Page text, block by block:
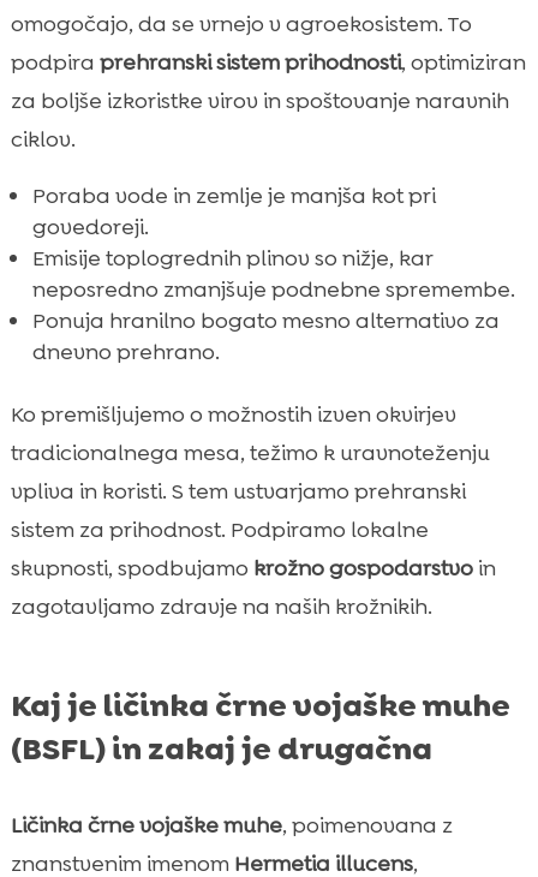
omogočajo, da se vrnejo v agroekosistem. To
podpira prehranski sistem prihodnosti, optimiziran
za boljše izkoristke virov in spoštovanje naravnih
ciklov.
Poraba vode in zemlje je manjša kot pri
govedoreji.
Emisije toplogrednih plinov so nižje, kar
neposredno zmanjšuje podnebne spremembe.
Ponuja hranilno bogato mesno alternativo za
dnevno prehrano.
Ko premišljujemo o možnostih izven okvirjev
tradicionalnega mesa, težimo k uravnoteženju
vpliva in koristi. S tem ustvarjamo prehranski
sistem za prihodnost. Podpiramo lokalne
skupnosti, spodbujamo krožno gospodarstvoin
zagotavljamo zdravje na naših krožnikih.
Kaj je ličinka črne vojaške muhe
(BSFL) in zakaj je drugačna
Ličinka črne vojaške muhe, poimenovana z
znanstvenim imenom Hermetia illucens,